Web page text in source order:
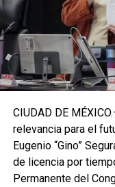
CIUDAD DE
relevancia para el
Eugenio “Gino”
de licencia por
Permanente del